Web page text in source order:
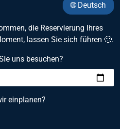
🌐 Deutsch
die Reservierung Ihres
lassen Sie sich führen 🙂.
uns besuchen?
einplanen?